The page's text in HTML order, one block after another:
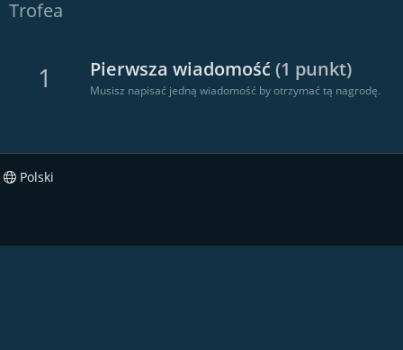
Trofea
1 Pierwsza wiadomość (1 punkt)
Musisz napisać jedną wiadomość by otrzymać tą nagrodę.
Polski